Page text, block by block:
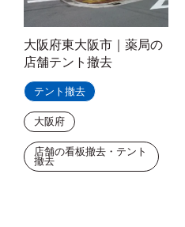
大阪府東大阪市｜薬局の
店舗テント撤去
テント撤去
大阪府
店舗の看板撤去・テント
撤去